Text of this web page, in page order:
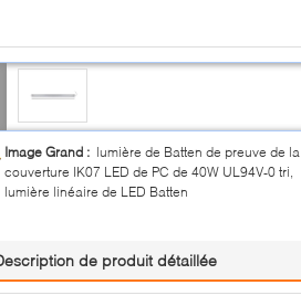
Image Grand : lumière de Batten de preuve de la
couverture IK07 LED de PC de 40W UL94V-0 tri,
lumière linéaire de LED Batten
de produit détaillée